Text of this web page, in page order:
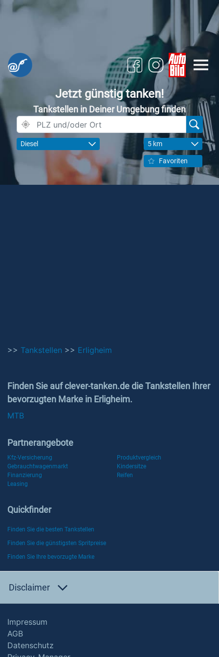
Jetzt günstig tanken!
Tankstellen in Deiner Umgebung finden
Diesel 5 km
Favoriten
>> Tankstellen >> Erligheim
Finden Sie auf clever-tanken.de die Tankstellen Ihrer
bevorzugten Marke in Erligheim.
MTB
Partnerangebote
Kfz-Versicherung
Produktvergleich
Gebrauchtwagenmarkt
Kindersitze
Finanzierung
Reifen
Leasing
Quickfinder
Finden Sie die besten Tankstellen
Finden Sie die günstigsten Spritpreise
Finden Sie Ihre bevorzugte Marke
Disclaimer
Impressum
AGB
Datenschutz